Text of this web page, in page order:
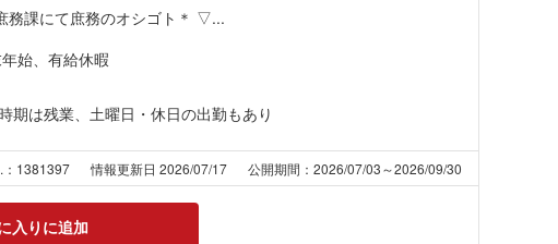
課にて庶務のオシゴト＊ ▽...
始、有給休暇
期は残業、土曜日・休日の出勤もあり
：1381397 情報更新日 2026/07/17 公開期間：2026/07/03～2026/09/30
入りに追加